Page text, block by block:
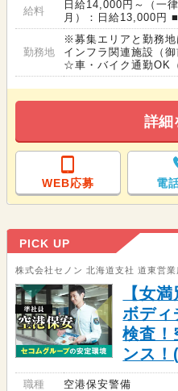
給料
日給14,000円～（一
月）：日給13,000円
勤務地
※募集エリアと勤務地
インフラ関連施設（御
☆車・バイク通勤OK
詳細
WEB応募 電
PICK UP
株式会社セノン 北海道支社 道東営
【女
ボディ
検査！
ンス
職種 空港保安警備